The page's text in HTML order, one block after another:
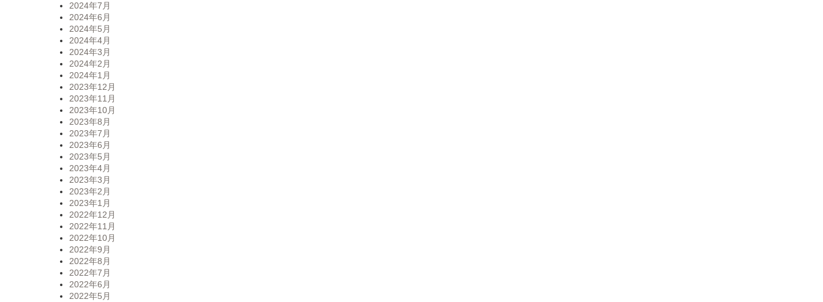
2024年7月
2024年6月
2024年5月
2024年4月
2024年3月
2024年2月
2024年1月
2023年12月
2023年11月
2023年10月
2023年8月
2023年7月
2023年6月
2023年5月
2023年4月
2023年3月
2023年2月
2023年1月
2022年12月
2022年11月
2022年10月
2022年9月
2022年8月
2022年7月
2022年6月
2022年5月